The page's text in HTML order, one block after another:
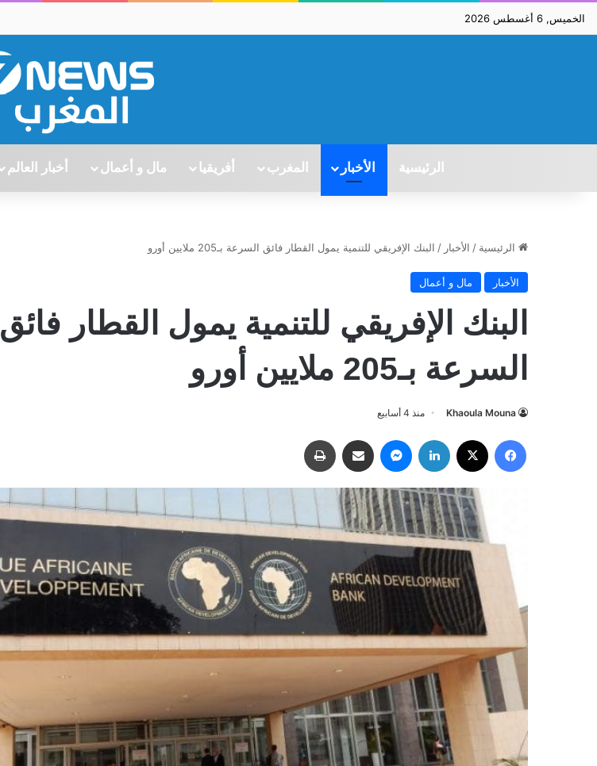
الخميس, 6 أغسطس 2026
الرئيسية الأخبار المغرب أفريقيا مال و أعمال أخبار العالم
الرئيسية / الأخبار / البنك الإفريقي للتنمية يمول القطار فائق السرعة بـ205 ملايين أورو
الأخبار مال و أعمال
البنك الإفريقي للتنمية يمول القطار فائق
السرعة بـ205 ملايين أورو
Khaoula Mouna منذ 4 أسابيع